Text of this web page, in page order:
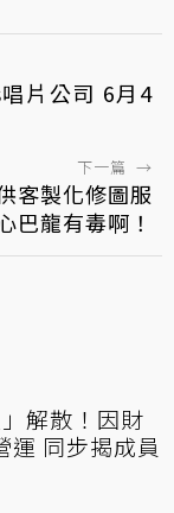
片公司 6月4
下一篇 →
客製化修圖服
巴龍有毒啊！
解散！因財
運 同步揭成員